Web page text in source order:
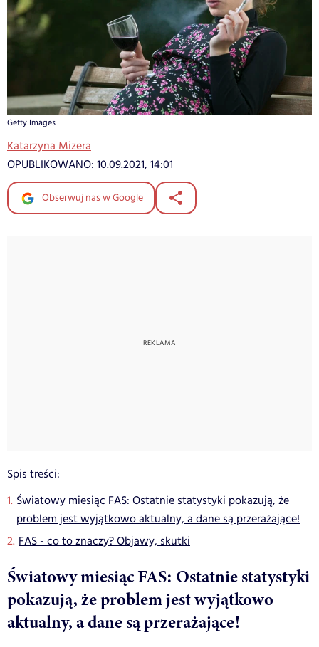
Getty Images
Katarzyna Mizera
OPUBLIKOWANO: 10.09.2021, 14:01
Obserwuj nas w Google
Spis treści:
Światowy miesiąc FAS: Ostatnie statystyki pokazują, że
problem jest wyjątkowo aktualny, a dane są przerażające!
FAS - co to znaczy? Objawy, skutki
Światowy miesiąc FAS: Ostatnie statystyki
pokazują, że problem jest wyjątkowo
aktualny, a dane są przerażające!